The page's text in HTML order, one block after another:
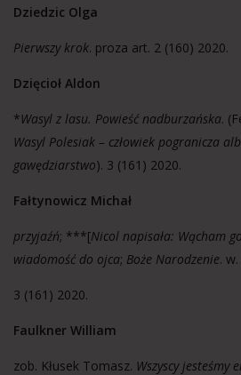
Dziedzic Olga
Pierwszy krok. proza art. 2 (160) 2020.
Dzięcioł Aldon
*Wasyl z lasu. Powieść nadburzańska.
Wasyl Polesiak – człowiek pogranicza
gawędziarstwo). 3 (161) 2020.
Fałtynowicz Michał
przyjaźń; ***[Nicol napisała: Wącham
wiadomość do ojca; Boże Narodzenie. w.
3 (161) 2020.
Faulkner William
zob. Kłusek Tomasz. Wszyscy jesteśmy